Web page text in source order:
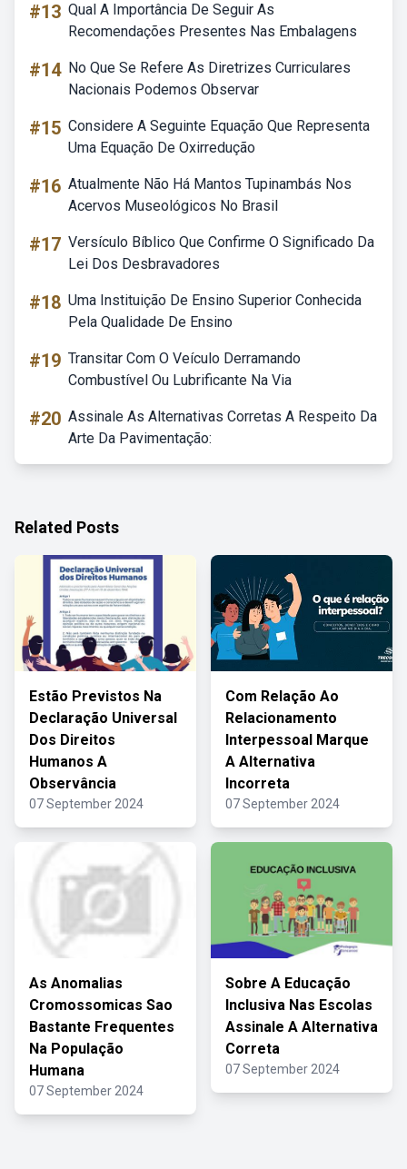
#13 Qual A Importância De Seguir As
Recomendações Presentes Nas Embalagens
#14 No Que Se Refere As Diretrizes Curriculares
Nacionais Podemos Observar
#15 Considere A Seguinte Equação Que Representa
Uma Equação De Oxirredução
#16 Atualmente Não Há Mantos Tupinambás Nos
Acervos Museológicos No Brasil
#17 Versículo Bíblico Que Confirme O Significado Da
Lei Dos Desbravadores
#18 Uma Instituição De Ensino Superior Conhecida
Pela Qualidade De Ensino
#19 Transitar Com O Veículo Derramando
Combustível Ou Lubrificante Na Via
#20 Assinale As Alternativas Corretas A Respeito Da
Arte Da Pavimentação:
Related Posts
Estão Previstos Na
Declaração Universal
Dos Direitos
Humanos A
Observância
07 September 2024
Com Relação Ao
Relacionamento
Interpessoal Marque
A Alternativa
Incorreta
07 September 2024
As Anomalias
Cromossomicas Sao
Bastante Frequentes
Na População
Humana
07 September 2024
Sobre A Educação
Inclusiva Nas Escolas
Assinale A Alternativa
Correta
07 September 2024